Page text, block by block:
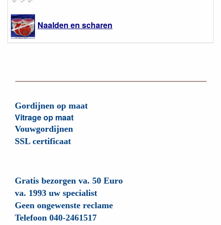
Naalden en scharen
Gordijnen op maat
Vitrage op maat
Vouwgordijnen
SSL certificaat
Gratis bezorgen va. 50 Euro
va. 1993 uw specialist
Geen ongewenste reclame
Telefoon 040-2461517